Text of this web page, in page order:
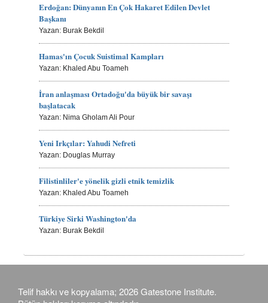
Erdoğan: Dünyanın En Çok Hakaret Edilen Devlet
Başkanı
Yazan: Burak Bekdil
Hamas'ın Çocuk Suistimal Kampları
Yazan: Khaled Abu Toameh
İran anlaşması Ortadoğu'da büyük bir savaşı
başlatacak
Yazan: Nima Gholam Ali Pour
Yeni Irkçılar: Yahudi Nefreti
Yazan: Douglas Murray
Filistinliler'e yönelik gizli etnik temizlik
Yazan: Khaled Abu Toameh
Türkiye Sirki Washington'da
Yazan: Burak Bekdil
Telif hakkı ve kopyalama; 2026 Gatestone Institute.